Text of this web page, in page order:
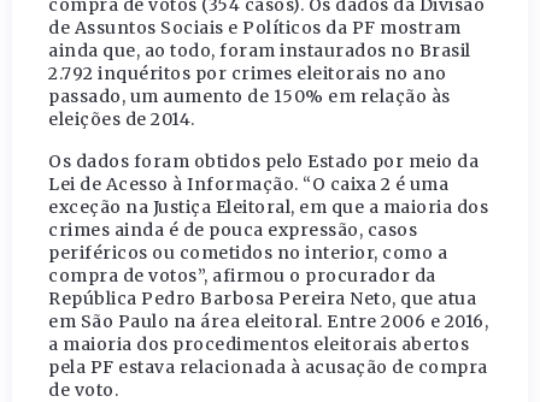
compra de votos (354 casos). Os dados da Divisão
de Assuntos Sociais e Políticos da PF mostram
ainda que, ao todo, foram instaurados no Brasil
2.792 inquéritos por crimes eleitorais no ano
passado, um aumento de 150% em relação às
eleições de 2014.
Os dados foram obtidos pelo Estado por meio da
Lei de Acesso à Informação. “O caixa 2 é uma
exceção na Justiça Eleitoral, em que a maioria dos
crimes ainda é de pouca expressão, casos
periféricos ou cometidos no interior, como a
compra de votos”, afirmou o procurador da
República Pedro Barbosa Pereira Neto, que atua
em São Paulo na área eleitoral. Entre 2006 e 2016,
a maioria dos procedimentos eleitorais abertos
pela PF estava relacionada à acusação de compra
de voto.